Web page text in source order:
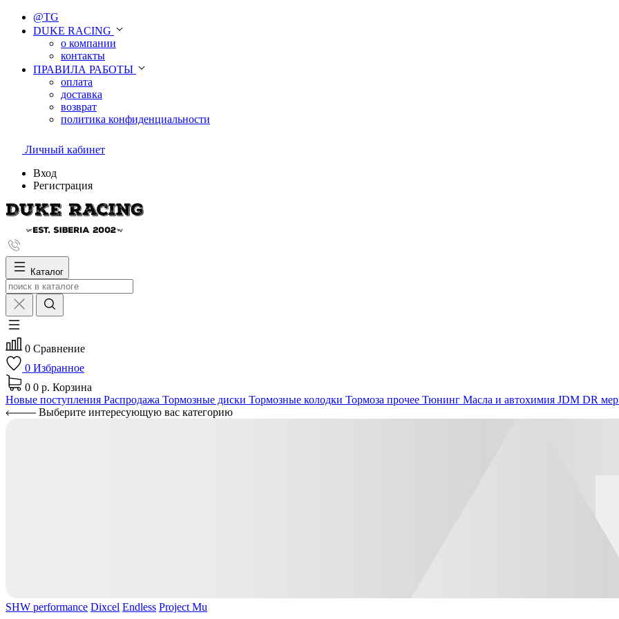
@TG
DUKE RACING
о компании
контакты
ПРАВИЛА РАБОТЫ
оплата
доставка
возврат
политика конфиденциальности
Личный кабинет
Вход
Регистрация
Каталог
0 Сравнение
0 Избранное
0 0 р. Корзина
Новые поступления Распродажа Тормозные диски Тормозные колодки Тормоза прочее Тюнинг Масла и автохимия JDM DR
Выберите интересующую вас категорию
SHW performance Dixcel Endless Project Mu